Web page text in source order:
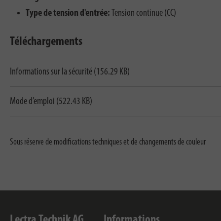
Type de tension d'entrée: Tension continue (CC)
Téléchargements
Informations sur la sécurité (156.29 KB)
Mode d’emploi (522.43 KB)
Sous réserve de modifications techniques et de changements de couleur